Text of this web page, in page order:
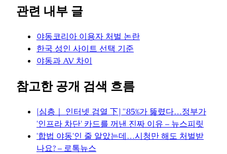
관련 내부 글
야동코리아 이용자 처벌 논란
한국 성인 사이트 선택 기준
야동과 AV 차이
참고한 공개 검색 흐름
[심층｜ 인터넷 검열 下] "85%가 뚫렸다…정부가
'인프라 차단' 카드를 꺼낸 진짜 이유 – 뉴스피릿
'합법 야동'인 줄 알았는데…시청만 해도 처벌받
나요? – 로톡뉴스